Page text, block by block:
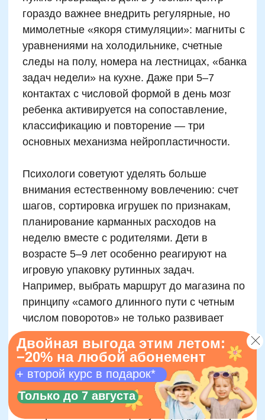
«включают» лобные зоны, подготавливая
мозг к продуктивной работе. И если в
течение 2–3 лет такая практика станет
рутиной, качество усвоения знаний
возрастет гораздо быстрее, чем при
классических методах.
Татьяна Левончук Методист
Руководитель курсов по ментальной
арифметике и математической
вертикали
Автор программ и наставник
победителей олимпиад
Сертифицированный тренер
международного уровня
Автор статьи:
Записаться на